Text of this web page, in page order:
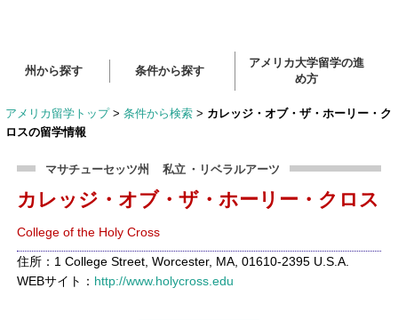
州から探す 条件から探す
アメリカ大学留学の進
め方
アメリカ留学トップ > 条件から検索 > カレッジ・オブ・ザ・ホーリー・ク
ロスの留学情報
マサチューセッツ州 私立 ・リベラルアーツ
カレッジ・オブ・ザ・ホーリー・クロス
College of the Holy Cross
住所：1 College Street, Worcester, MA, 01610-2395 U.S.A.
WEBサイト： http://www.holycross.edu